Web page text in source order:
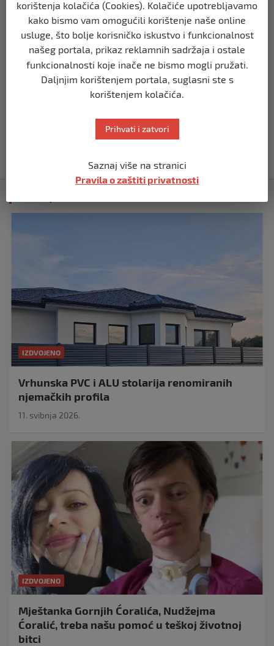
prije 3 godine
ZANIMLJIVOSTI
Akademik:Isak Karabegović organizirao
svjetsku konferenciju
prije 3 godine
U nedjelju ponovno poskupljuju
cigarete
IZDVOJENO
Vrhunska PVC i ALU stolarija renomiranih
njemačkih profila
11. svibnja 2026.
IZDVOJENO
Mještanka Gornjih Ćoralića, Nudžejma
Ćoralić, treba našu pomoć u teškoj životnoj
bitci
korištenja kolačića (Cookies). Kolačiće upotrebljavamo
kako bismo vam omogućili korištenje naše online
usluge, što bolje korisničko iskustvo i funkcionalnost
našeg portala, prikaz reklamnih sadržaja i ostale
funkcionalnosti koje inače ne bismo mogli pružati.
Daljnjim korištenjem portala, suglasni ste s
korištenjem kolačića.
Prihvati i zatvori
Saznaj više na stranici
Pravila o zaštiti privatnosti